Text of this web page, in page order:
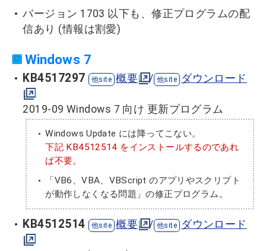
バージョン 1703 以下も、修正プログラムの配
信あり (情報は割愛)
Windows 7
KB4517297 概要 / ダウンロード
2019-09 Windows 7 向け 更新プログラム
Windows Update には降ってこない。
下記 KB4512514 をインストールするのであれ
ば不要。
「VB6、VBA、VBScript のアプリやスクリプト
が動作しなくなる問題」の修正プログラム。
KB4512514 概要 / ダウンロード